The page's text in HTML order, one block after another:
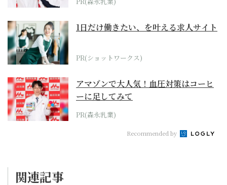
1日だけ働きたい、を叶える求人サイト
PR(ショットワークス)
アマゾンで大人気！血圧対策はコーヒ
ーに足してみて
PR(森永乳業)
Recommended by
関連記事